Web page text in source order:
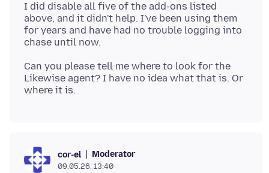
I did disable all five of the add-ons listed
above, and it didn't help. I've been using them
for years and have had no trouble logging into
Can you please tell me where to look for the
Likewise agent? I have no idea what that is. Or
cor-el Moderator
09.05.26, 13:40